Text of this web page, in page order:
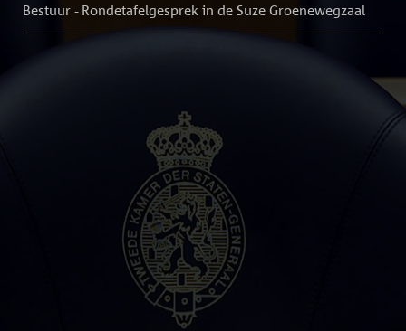
Bestuur - Rondetafelgesprek in de Suze Groenewegzaal